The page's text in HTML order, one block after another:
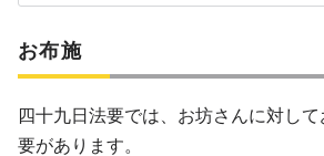
お布施
四十九日法要では、お坊さんに対し
要があります。